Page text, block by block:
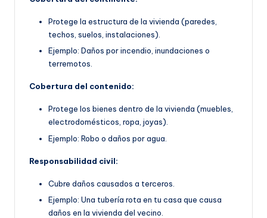
Protege la estructura de la vivienda (paredes,
techos, suelos, instalaciones).
Ejemplo: Daños por incendio, inundaciones o
terremotos.
Cobertura del contenido:
Protege los bienes dentro de la vivienda (muebles,
electrodomésticos, ropa, joyas).
Ejemplo: Robo o daños por agua.
Responsabilidad civil:
Cubre daños causados a terceros.
Ejemplo: Una tubería rota en tu casa que causa
daños en la vivienda del vecino.